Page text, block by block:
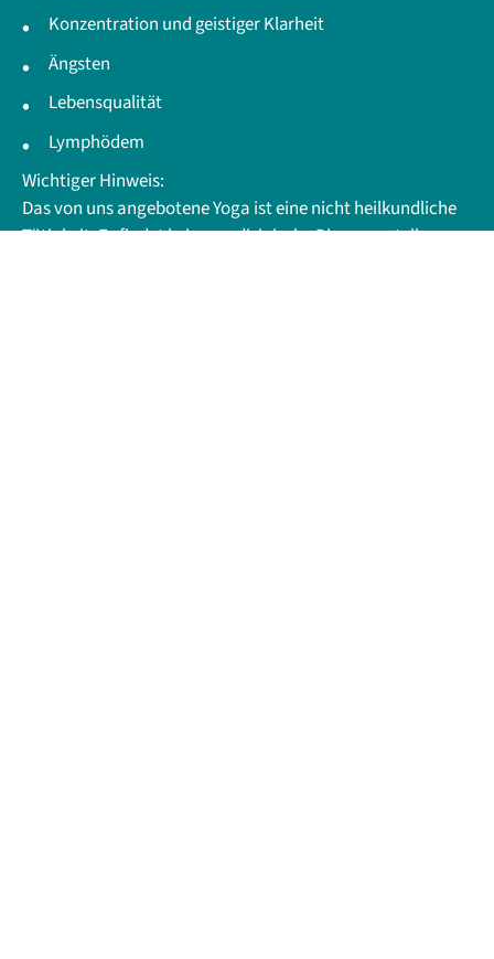
Konzentration und geistiger Klarheit
Ängsten
Lebensqualität
Lymphödem
Wichtiger Hinweis:
Das von uns angebotene Yoga ist eine nicht heilkundliche
Tätigkeit. Es findet keine medizinische Diagnosestellung